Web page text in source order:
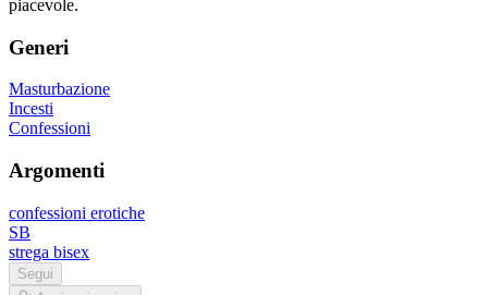
piacevole.
Generi
Masturbazione
Incesti
Confessioni
Argomenti
confessioni erotiche
SB
strega bisex
Segui